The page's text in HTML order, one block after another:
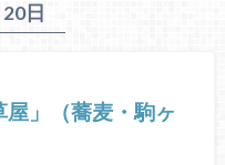
日
」（蕎麦・駒ヶ